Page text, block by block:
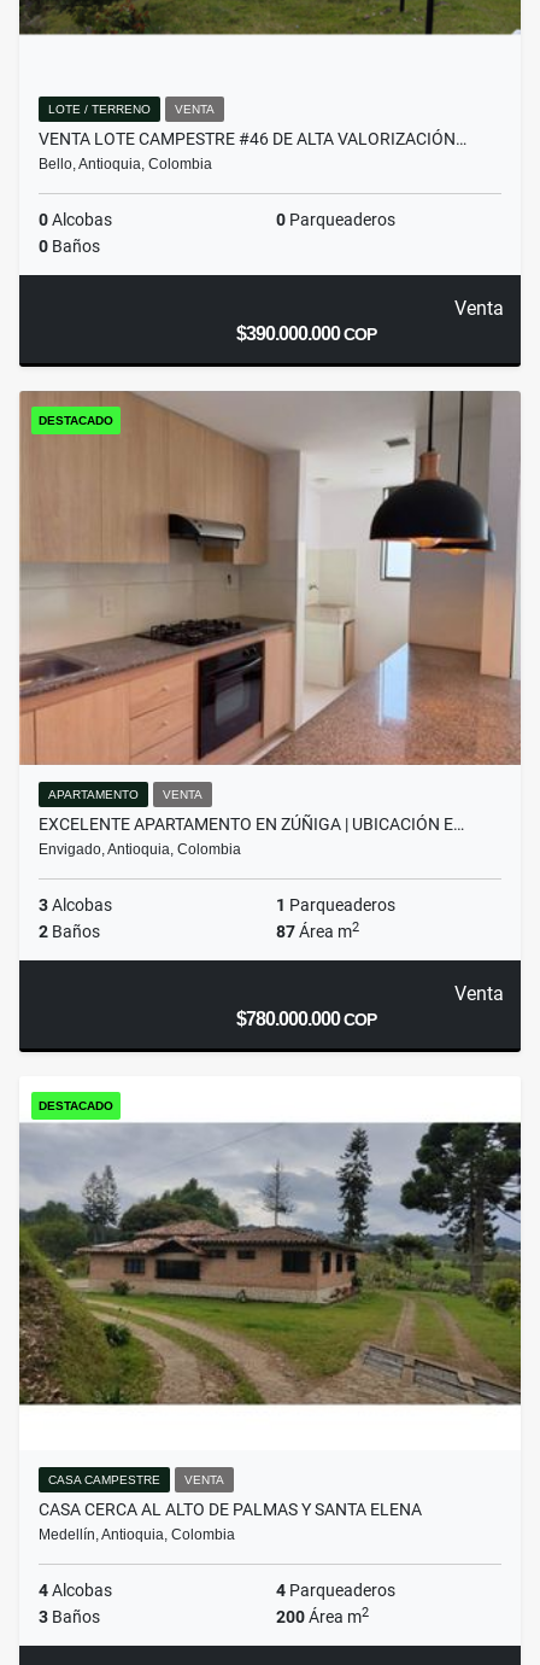
LOTE / TERRENO VENTA
VENTA LOTE CAMPESTRE #46 DE ALTA VALORIZACIÓN…
Bello, Antioquia, Colombia
0Alcobas 0 Parqueaderos
0 Baños
Venta
$390.000.000COP
DESTACADO
APARTAMENTO VENTA
EXCELENTE APARTAMENTO EN ZÚÑIGA | UBICACIÓN E…
Envigado, Antioquia, Colombia
3Alcobas 1 Parqueaderos
2 Baños 87Área m2
Venta
$780.000.000COP
DESTACADO
CASA CAMPESTRE VENTA
CASA CERCA AL ALTO DE PALMAS Y SANTA ELENA
Medellín, Antioquia, Colombia
4Alcobas 4 Parqueaderos
3 Baños 200Área m2